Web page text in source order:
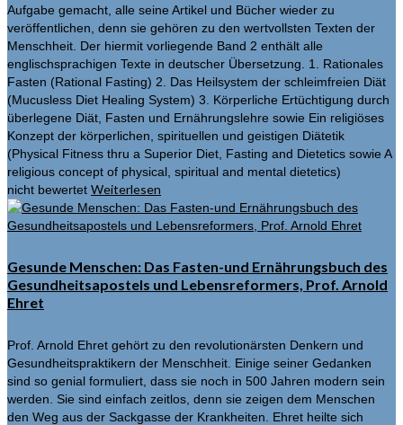
Aufgabe gemacht, alle seine Artikel und Bücher wieder zu
veröffentlichen, denn sie gehören zu den wertvollsten Texten der
Menschheit. Der hiermit vorliegende Band 2 enthält alle
englischsprachigen Texte in deutscher Übersetzung. 1. Rationales
Fasten (Rational Fasting) 2. Das Heilsystem der schleimfreien Diät
(Mucusless Diet Healing System) 3. Körperliche Ertüchtigung durch
überlegene Diät, Fasten und Ernährungslehre sowie Ein religiöses
Konzept der körperlichen, spirituellen und geistigen Diätetik
(Physical Fitness thru a Superior Diet, Fasting and Dietetics sowie A
religious concept of physical, spiritual and mental dietetics)
nicht bewertet Weiterlesen
Gesunde Menschen: Das Fasten-und Ernährungsbuch des
Gesundheitsapostels und Lebensreformers, Prof. Arnold
Ehret
Prof. Arnold Ehret gehört zu den revolutionärsten Denkern und
Gesundheitspraktikern der Menschheit. Einige seiner Gedanken
sind so genial formuliert, dass sie noch in 500 Jahren modern sein
werden. Sie sind einfach zeitlos, denn sie zeigen dem Menschen
den Weg aus der Sackgasse der Krankheiten. Ehret heilte sich